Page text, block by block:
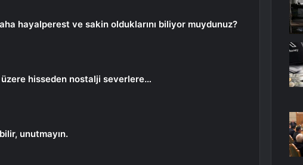
hayalperest ve sakin olduklarını biliyor muydunuz?
hisseden nostalji severlere…
unutmayın.